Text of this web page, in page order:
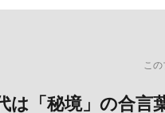
この
は「秘境」の合言